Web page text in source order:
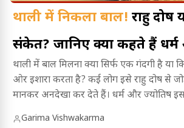
थाली में निकला बाल! राहु
संकेत? जानिए क्या कहते हैं धर्म
थाली में बाल मिलना क्या सिर्फ एक गंदगी है
ओर इशारा करता है? कई लोग इसे राहु दोष से
मानकर अनदेखा कर देते हैं। धर्म और ज्योतिष
Garima Vishwakarma